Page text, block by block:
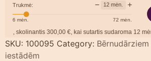
Trukmė: − 12 mėn. +
6 mėn. 72 mėn.
300,00€, kai sutartis sudaroma12mėn.
SKU: 100095 Category:
iestādēm